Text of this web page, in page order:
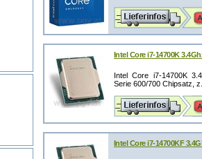
Intel Core i7-14700K
Intel Core i7-14700K
Serie 600/700 Chipsatz,
Intel Core i7-14700KF